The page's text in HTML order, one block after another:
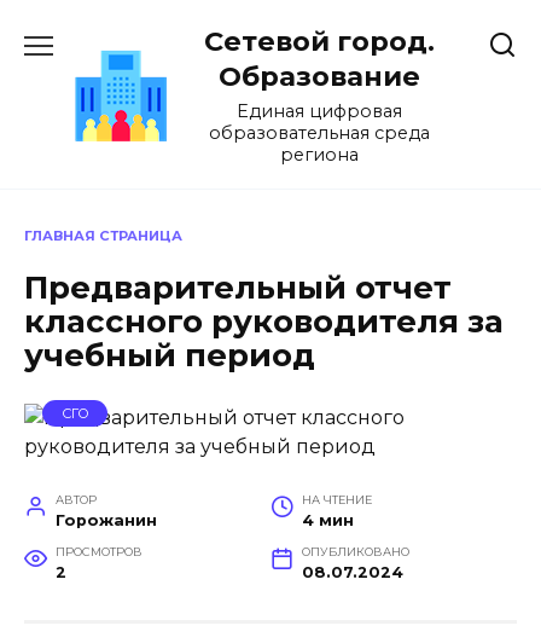
содержанию
Сетевой город.
Образование
Единая цифровая
образовательная среда
региона
ГЛАВНАЯ СТРАНИЦА
Предварительный отчет
классного руководителя за
учебный период
СГО
АВТОР
Горожанин
НА ЧТЕНИЕ
4 мин
ПРОСМОТРОВ
2
ОПУБЛИКОВАНО
08.07.2024